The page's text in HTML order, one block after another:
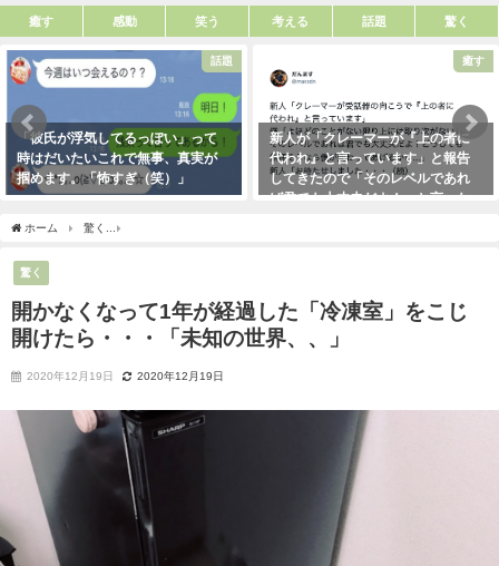
癒す 感動 笑う 考える 話題 驚く
話題
「彼氏が浮気してるっぽい」って
時はだいたいこれで無事、真実が
掴めます。「怖すぎ（笑）」
癒す
新人が「クレーマーが『上の者に
代われ』と言っています」と報告
してきたので「そのレベルであれ
ば君でも大丈夫だよ！」と言った
ホーム 驚く
驚く
開かなくなって1年が経過した「冷凍室」をこじ
開けたら・・・「未知の世界、、」
2020年12月19日 2020年12月19日